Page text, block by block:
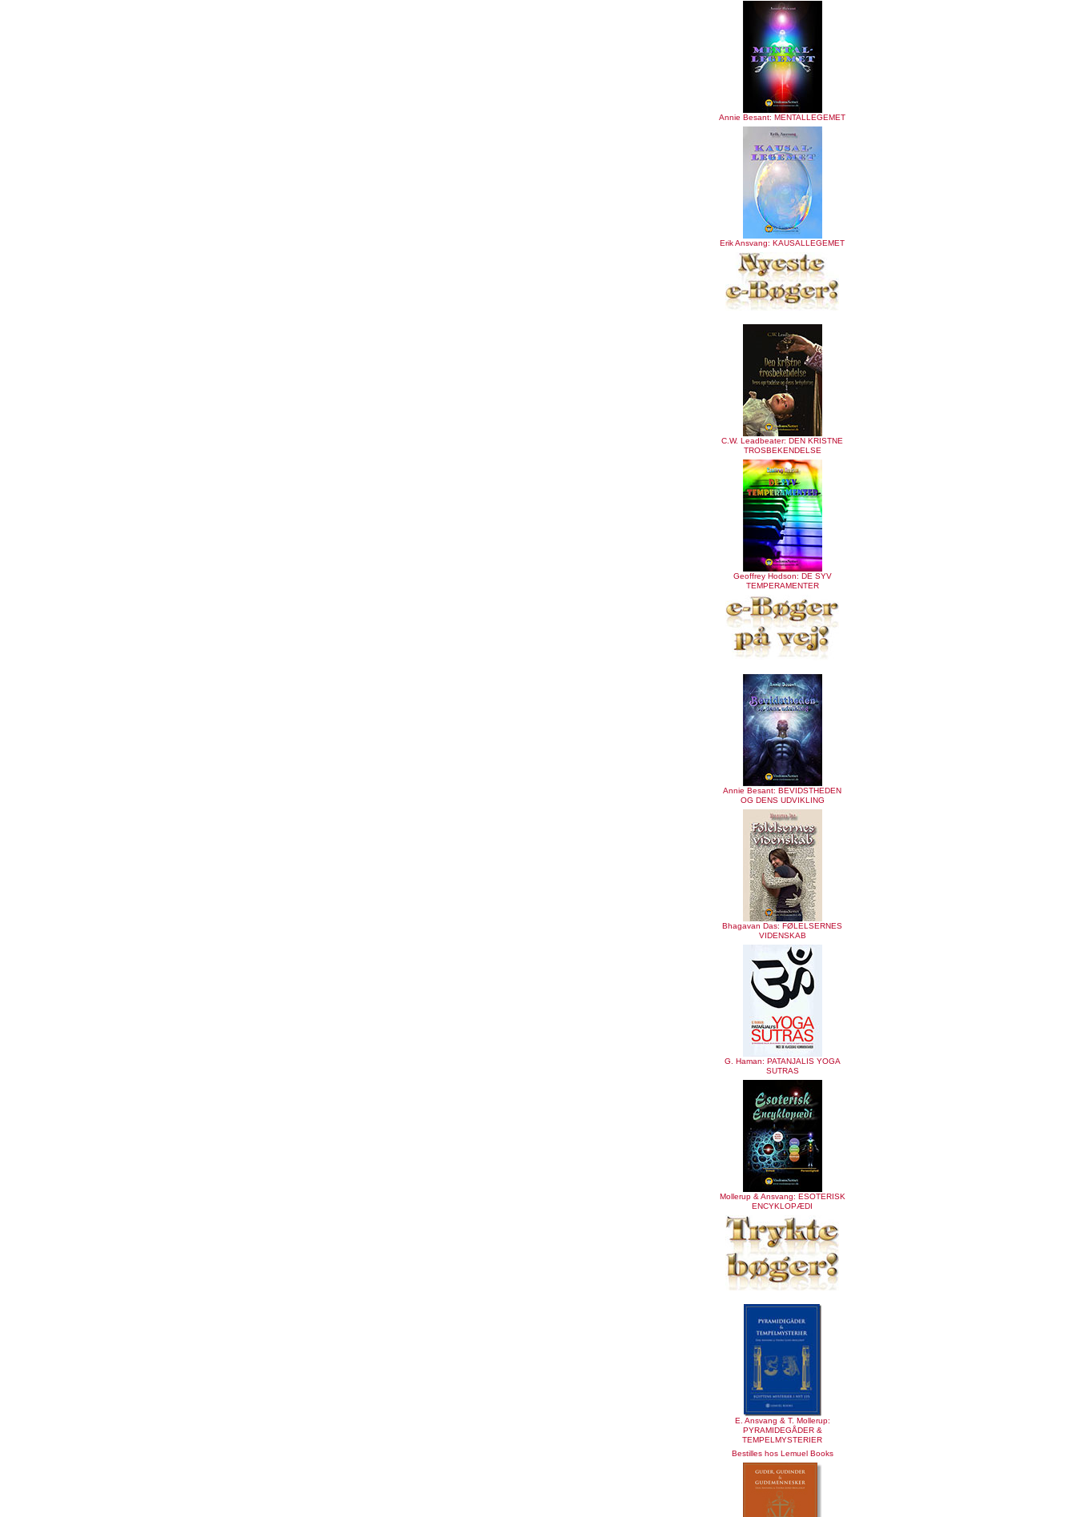
Annie Besant: MENTALLEGEMET
Erik Ansvang: KAUSALLEGEMET
C.W. Leadbeater: DEN KRISTNE
TROSBEKENDELSE
Geoffrey Hodson: DE SYV
TEMPERAMENTER
Annie Besant: BEVIDSTHEDEN
OG DENS UDVIKLING
Bhagavan Das: FØLELSERNES
VIDENSKAB
G. Haman: PATANJALIS YOGA
SUTRAS
Mollerup & Ansvang: ESOTERISK
ENCYKLOPÆDI
E. Ansvang & T. Mollerup:
PYRAMIDEGÅDER &
TEMPELMYSTERIER
Bestilles hos Lemuel Books